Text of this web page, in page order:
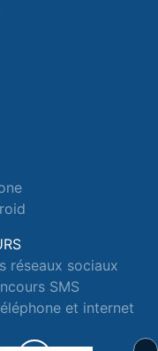
réseaux sociaux
SMS
et internet